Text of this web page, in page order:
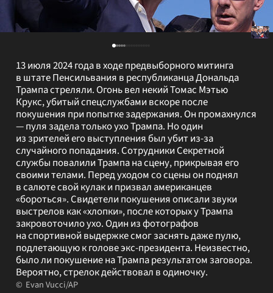
13 июля 2024 года в ходе предвыборного митинга
в штате Пенсильвания в республиканца Дональда
Трампа стреляли. Огонь вел некий Томас Мэтью
Крукс, убитый спецслужбами вскоре после
покушения при попытке задержания. Он промахнулся
— пуля задела только ухо Трампа. Но один
из зрителей его выступления был убит из-за
случайного попадания. Сотрудники Секретной
службы повалили Трампа на сцену, прикрывая его
своими телами. Перед уходом со сцены он поднял
в салюте свой кулак и призвал американцев
«бороться». Свидетели покушения описали звуки
выстрелов как «хлопки», после которых у Трампа
закровоточило ухо. Один из фотографов
на спортивной выдержке смог заснять даже пулю,
подлетающую к голове экс-президента. Неизвестно,
было ли покушение на Трампа результатом заговора.
Вероятно, стрелок действовал в одиночку.
Evan Vucci/AP